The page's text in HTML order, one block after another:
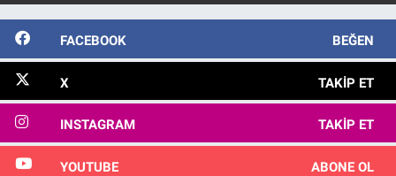
FACEBOOK BEĞEN
X TAKIP ET
INSTAGRAM TAKIP ET
YOUTUBE ABONE OL